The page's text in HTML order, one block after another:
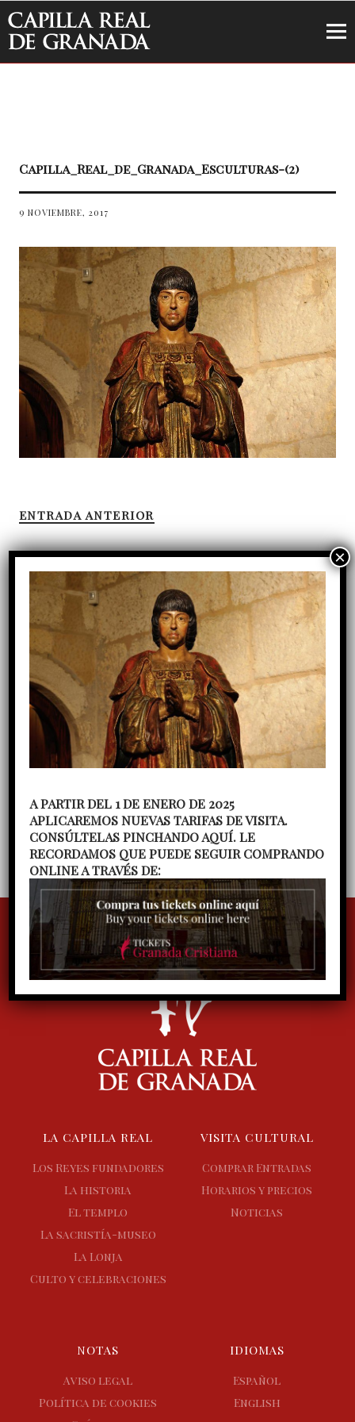
Capilla Real de Granada
Capilla_Real_de_Granada_Esculturas-(2)
9 NOVIEMBRE, 2017
ENTRADA ANTERIOR
Entradas recientes
Tres décadas de servicio: la gratitud del Cabildo a
D. Manuel Reyes
D. José Carlos Isla Tejera toma
posesión como Capellán Mayor de la Capilla Real
El Cabildo de la Capilla Real acoge a su nuevo
Capellán Mayor
Concierto de Pascua del Coro de
Fernández
Concierto del Coro gregoriano
Ilíberis, dirigido por Julieta Vega
LA CAPILLA REAL
Los Reyes fundadores
La historia
El templo
La sacristía-museo
La Lonja
Culto y celebraciones
VISITA CULTURAL
Comprar Entradas
Horarios y precios
Noticias
NOTAS
Aviso legal
Política de cookies
IDIOMAS
Español
English
A PARTIR DEL 1 DE ENERO DE 2025
APLICAREMOS NUEVAS TARIFAS DE VISITA.
CONSÚLTELAS PINCHANDO AQUÍ. LE
RECORDAMOS QUE PUEDE SEGUIR COMPRANDO
ONLINE A TRAVÉS DE: